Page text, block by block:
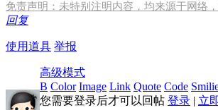
免责声明：未特别注明内容，均来源于网络
回复
使用道具 举报
高级模式
B Color Image Link Quote Code
您需要登录后才可以回帖 登录 | 立